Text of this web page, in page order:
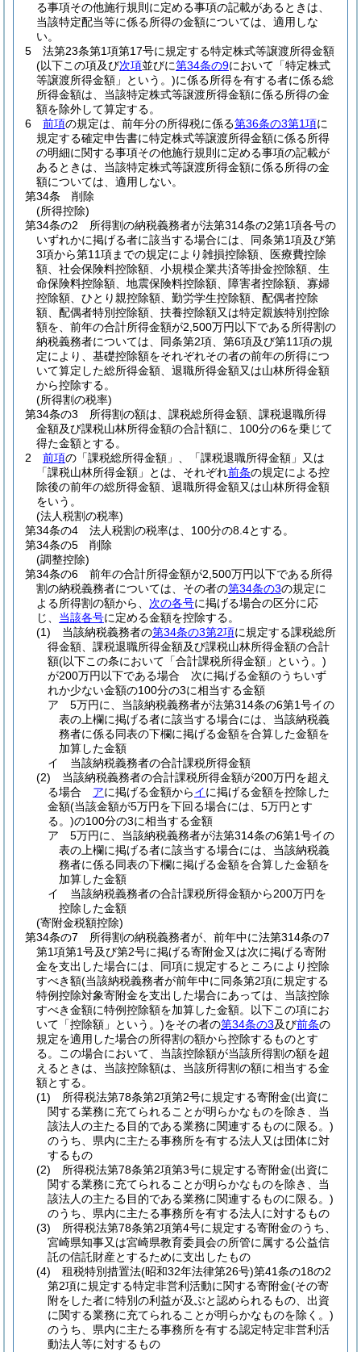
る事項その他施行規則に定める事項の記載があるときは、
当該特定配当等に係る所得の金額については、適用しな
い。
5
法第23条第1項第17号に規定する特定株式等譲渡所得金額
(以下この項及び次項並びに第34条の9において「特定株式
等譲渡所得金額」という。)に係る所得を有する者に係る総
所得金額は、当該特定株式等譲渡所得金額に係る所得の金
額を除外して算定する。
6
前項の規定は、前年分の所得税に係る第36条の3第1項に
規定する確定申告書に特定株式等譲渡所得金額に係る所得
の明細に関する事項その他施行規則に定める事項の記載が
あるときは、当該特定株式等譲渡所得金額に係る所得の金
額については、適用しない。
第34条
削除
(所得控除)
第34条の2
所得割の納税義務者が法第314条の2第1項各号の
いずれかに掲げる者に該当する場合には、同条第1項及び第
3項から第11項までの規定により雑損控除額、医療費控除
額、社会保険料控除額、小規模企業共済等掛金控除額、生
命保険料控除額、地震保険料控除額、障害者控除額、寡婦
控除額、ひとり親控除額、勤労学生控除額、配偶者控除
額、配偶者特別控除額、扶養控除額又は特定親族特別控除
額を、前年の合計所得金額が2,500万円以下である所得割の
納税義務者については、同条第2項、第6項及び第11項の規
定により、基礎控除額をそれぞれその者の前年の所得につ
いて算定した総所得金額、退職所得金額又は山林所得金額
から控除する。
(所得割の税率)
第34条の3
所得割の額は、課税総所得金額、課税退職所得
金額及び課税山林所得金額の合計額に、100分の6を乗じて
得た金額とする。
2
前項の「課税総所得金額」、「課税退職所得金額」又は
「課税山林所得金額」とは、それぞれ前条の規定による控
除後の前年の総所得金額、退職所得金額又は山林所得金額
をいう。
(法人税割の税率)
第34条の4
法人税割の税率は、100分の8.4とする。
第34条の5
削除
(調整控除)
第34条の6
前年の合計所得金額が2,500万円以下である所得
割の納税義務者については、その者の第34条の3の規定に
よる所得割の額から、 次の各号に掲げる場合の区分に応
じ、 当該各号に定める金額を控除する。
(1)
当該納税義務者の第34条の3第2項に規定する課税総所
得金額、課税退職所得金額及び課税山林所得金額の合計
額(以下この条において「合計課税所得金額」という。)
が200万円以下である場合 次に掲げる金額のうちいず
れか少ない金額の100分の3に相当する金額
ア
5万円に、当該納税義務者が法第314条の6第1号イの
表の上欄に掲げる者に該当する場合には、当該納税義
務者に係る同表の下欄に掲げる金額を合算した金額を
加算した金額
イ
当該納税義務者の合計課税所得金額
(2)
当該納税義務者の合計課税所得金額が200万円を超え
る場合 アに掲げる金額からイに掲げる金額を控除した
金額(当該金額が5万円を下回る場合には、5万円とす
る。)の100分の3に相当する金額
ア
5万円に、当該納税義務者が法第314条の6第1号イの
表の上欄に掲げる者に該当する場合には、当該納税義
務者に係る同表の下欄に掲げる金額を合算した金額を
加算した金額
イ
当該納税義務者の合計課税所得金額から200万円を
控除した金額
(寄附金税額控除)
第34条の7
所得割の納税義務者が、前年中に法第314条の7
第1項第1号及び第2号に掲げる寄附金又は次に掲げる寄附
金を支出した場合には、同項に規定するところにより控除
すべき額(当該納税義務者が前年中に同条第2項に規定する
特例控除対象寄附金を支出した場合にあっては、当該控除
すべき金額に特例控除額を加算した金額。以下この項にお
いて「控除額」という。)をその者の第34条の3及び前条の
規定を適用した場合の所得割の額から控除するものとす
る。
この場合において、当該控除額が当該所得割の額を超
えるときは、当該控除額は、当該所得割の額に相当する金
額とする。
(1)
所得税法第78条第2項第2号に規定する寄附金(出資に
関する業務に充てられることが明らかなものを除き、当
該法人の主たる目的である業務に関連するものに限る。)
のうち、県内に主たる事務所を有する法人又は団体に対
するもの
(2)
所得税法第78条第2項第3号に規定する寄附金(出資に
関する業務に充てられることが明らかなものを除き、当
該法人の主たる目的である業務に関連するものに限る。)
のうち、県内に主たる事務所を有する法人に対するもの
(3)
所得税法第78条第2項第4号に規定する寄附金のうち、
宮崎県知事又は宮崎県教育委員会の所管に属する公益信
託の信託財産とするために支出したもの
(4)
租税特別措置法(昭和32年法律第26号)第41条の18の2
第2項に規定する特定非営利活動に関する寄附金(その寄
附をした者に特別の利益が及ぶと認められるもの、出資
に関する業務に充てられることが明らかなものを除く。)
のうち、県内に主たる事務所を有する認定特定非営利活
動法人等に対するもの